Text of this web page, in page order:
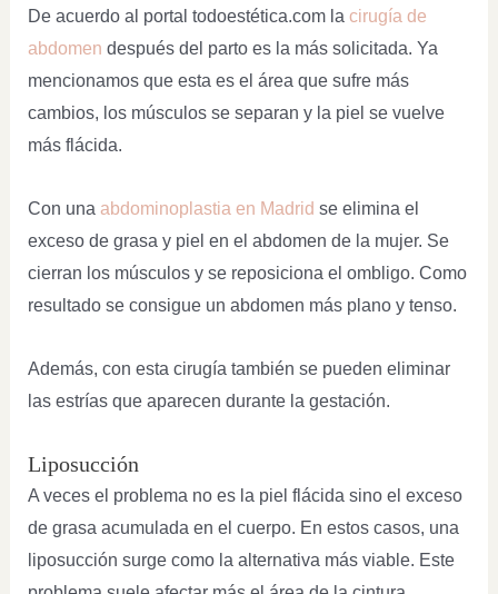
De acuerdo al portal todoestética.com la cirugía de
abdomen después del parto es la más solicitada. Ya
mencionamos que esta es el área que sufre más
cambios, los músculos se separan y la piel se vuelve
más flácida.
Con una abdominoplastia en Madrid se elimina el
exceso de grasa y piel en el abdomen de la mujer. Se
cierran los músculos y se reposiciona el ombligo. Como
resultado se consigue un abdomen más plano y tenso.
Además, con esta cirugía también se pueden eliminar
las estrías que aparecen durante la gestación.
Liposucción
A veces el problema no es la piel flácida sino el exceso
de grasa acumulada en el cuerpo. En estos casos, una
liposucción surge como la alternativa más viable. Este